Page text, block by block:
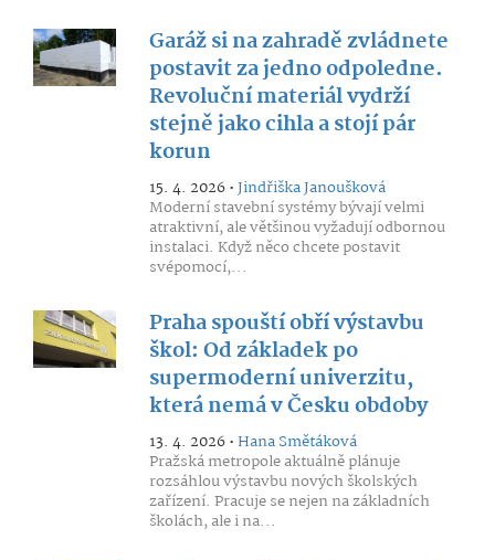
Garáž si na zahradě zvládnete
postavit za jedno odpoledne.
Revoluční materiál vydrží
stejně jako cihla a stojí pár
korun
15. 4. 2026 •Jindřiška Janoušková
Moderní stavební systémy bývají velmi
atraktivní, ale většinou vyžadují odbornou
instalaci. Když něco chcete postavit
svépomocí,...
Praha spouští obří výstavbu
škol: Od základek po
supermoderní univerzitu,
která nemá v Česku obdoby
13. 4. 2026 •Hana Smětáková
Pražská metropole aktuálně plánuje
rozsáhlou výstavbu nových školských
zařízení. Pracuje se nejen na základních
školách, ale i na...